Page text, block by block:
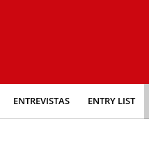
ENTREVISTAS ENTRY LIST